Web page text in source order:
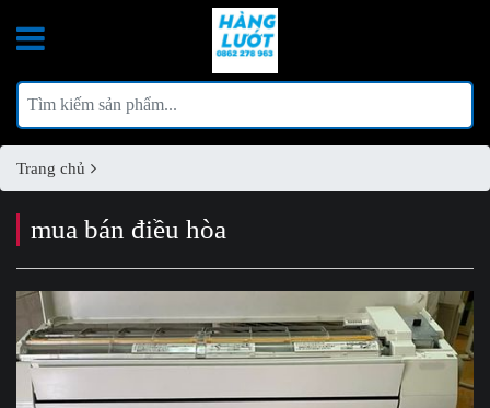
Trang chủ
mua bán điều hòa